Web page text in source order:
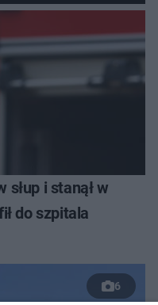
słup i stanął w
do szpitala
6